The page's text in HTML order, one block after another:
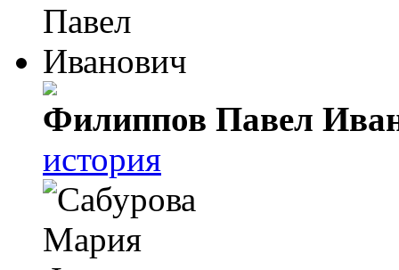
Филиппов Павел
история